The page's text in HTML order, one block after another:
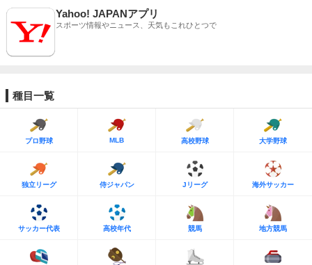
Yahoo! JAPANアプリ
スポーツ情報やニュース、天気もこれひとつで
種目一覧
プロ野球 MLB 高校野球 大学野球
独立リーグ 侍ジャパン Jリーグ 海外サッカー
サッカー代表 高校年代 競馬 地方競馬